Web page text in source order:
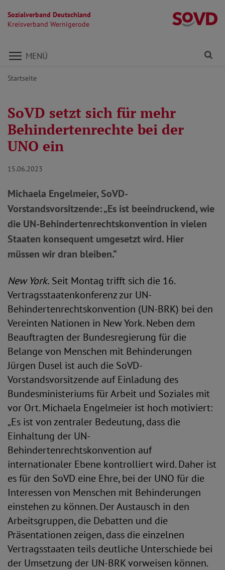
Sozialverband Deutschland
Kreisverband Wernigerode
Direkt zu den Inhalten springen
MENÜ
Startseite
SoVD setzt sich für mehr
Behindertenrechte bei der
UNO ein
15.06.2023
Michaela Engelmeier, SoVD-
Vorstandsvorsitzende: „Es ist beeindruckend, wie
die UN-Behindertenrechtskonvention in vielen
Staaten konsequent umgesetzt wird. Hier
müssen wir dran bleiben.“
New York. Seit Montag trifft sich die 16.
Vertragsstaatenkonferenz zur UN-
Behindertenrechtskonvention (UN-BRK) bei den
Vereinten Nationen in New York. Neben dem
Beauftragten der Bundesregierung für die
Belange von Menschen mit Behinderungen
Jürgen Dusel ist auch die SoVD-
Vorstandsvorsitzende auf Einladung des
Bundesministeriums für Arbeit und Soziales mit
vor Ort. Michaela Engelmeier ist hoch motiviert:
„Es ist von zentraler Bedeutung, dass die
Einhaltung der UN-
Behindertenrechtskonvention auf
internationaler Ebene kontrolliert wird. Daher ist
es für den SoVD eine Ehre, bei der UNO für die
Interessen von Menschen mit Behinderungen
einstehen zu können. Der Austausch in den
Arbeitsgruppen, die Debatten und die
Präsentationen zeigen, dass die einzelnen
Vertragsstaaten teils deutliche Unterschiede bei
der Umsetzung der UN-BRK vorweisen können.